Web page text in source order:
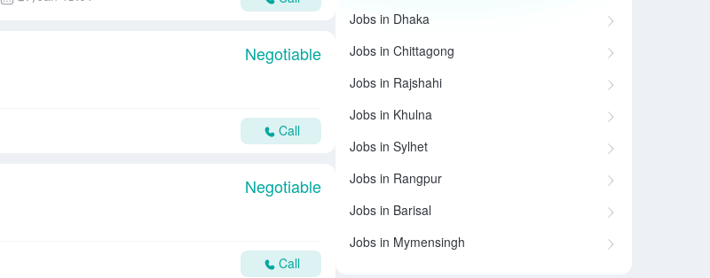
Negotiable
Call
Negotiable
Call
Jobs in Dhaka
Jobs in Chittagong
Jobs in Rajshahi
Jobs in Khulna
Jobs in Sylhet
Jobs in Rangpur
Jobs in Barisal
Jobs in Mymensingh